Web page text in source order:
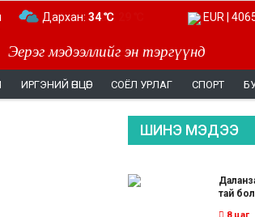
Эерэг мэдээллийг эн тэргүүнд
Дархан: 34 ℃ EUR |
ИРГЭНИЙ ӨНЦӨГ СОЁЛ УРЛАГ СПОРТ
ШИНЭ МЭДЭЭ
тай